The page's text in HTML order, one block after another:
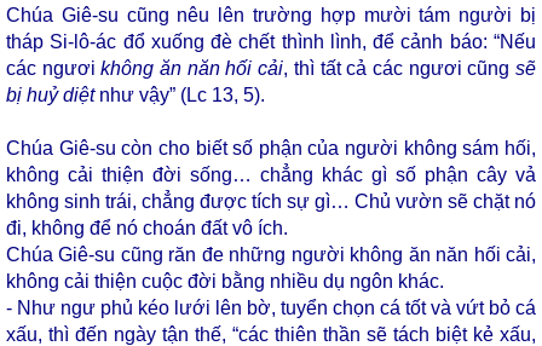
Chúa Giê-su cũng nêu lên trường hợp mười tám người bị
tháp Si-lô-ác đổ xuống đè chết thình lình, để cảnh báo: “Nếu
các ngươikhông ăn năn hối cải, thì tất cả các ngươi cũngsẽ
bị huỷ diệtnhư vậy” (Lc 13, 5).
Chúa Giê-su còn cho biết số phận của người không sám hối,
không cải thiện đời sống… chẳng khác gì số phận cây vả
không sinh trái, chẳng được tích sự gì… Chủ vườn sẽ chặt nó
đi, không để nó choán đất vô ích.
Chúa Giê-su cũng răn đe những người không ăn năn hối cải,
không cải thiện cuộc đời bằng nhiều dụ ngôn khác.
- Như ngư phủ kéo lưới lên bờ, tuyển chọn cá tốt và vứt bỏ cá
xấu, thì đến ngày tận thế, “các thiên thần sẽ tách biệt kẻ xấu,